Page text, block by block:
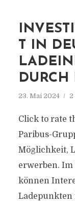
T IN
DURCH
23. Mai 2024 2
Click to rate
Paribus-
Möglichkeit,
erwerben. Im
können
Ladepunkten